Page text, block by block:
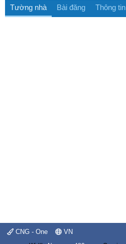
Tường nhà Bài đăng Thông tin
CNG - One VN